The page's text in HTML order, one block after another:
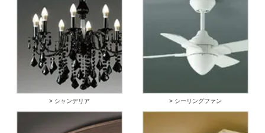
> シャンデリア > シーリングファン